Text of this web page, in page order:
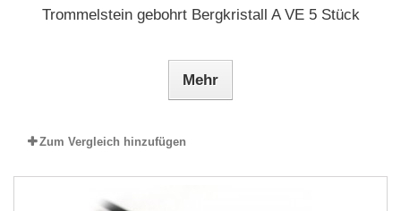
Trommelstein gebohrt Bergkristall A VE 5 Stück
Mehr
Zum Vergleich hinzufügen